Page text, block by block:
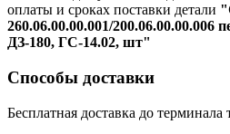
оплаты и сроках поставки детали
260.06.00.00.001/200.06.00.00.006
ДЗ-180, ГС-14.02, шт"
Способы доставки
Бесплатная доставка до